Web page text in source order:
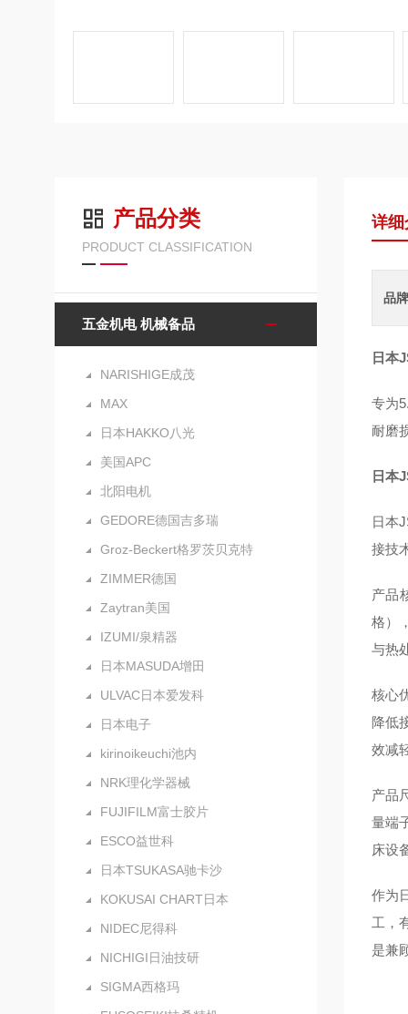
产品分类
PRODUCT CLASSIFICATION
五金机电 机械备品
NARISHIGE成茂
MAX
日本HAKKO八光
美国APC
北阳电机
GEDORE德国吉多瑞
Groz-Beckert格罗茨贝克特
ZIMMER德国
Zaytran美国
IZUMI/泉精器
日本MASUDA增田
ULVAC日本爱发科
日本电子
kirinoikeuchi池内
NRK理化学器械
FUJIFILM富士胶片
ESCO益世科
日本TSUKASA驰卡沙
KOKUSAI CHART日本
NIDEC尼得科
NICHIGI日油技研
SIGMA西格玛
详细
品
日本
专为
耐磨
日本
日本
接技
产品
格）
与热
核心
降低
效减
产品
量端
床设
作为
工，
是兼